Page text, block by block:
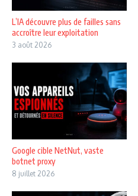
L’IA découvre plus de failles sans
accroître leur exploitation
3 août 2026
Google cible NetNut, vaste
botnet proxy
8 juillet 2026